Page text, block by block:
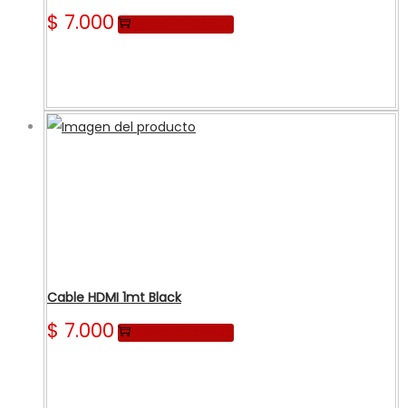
$ 7.000
Cable HDMI 1mt Black
$ 7.000